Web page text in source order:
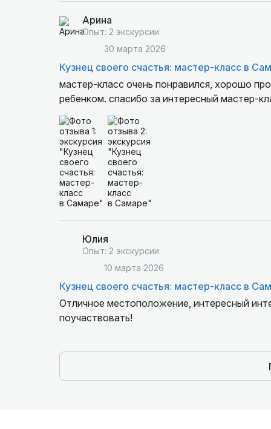
Арина
Опыт: 2 экскурсии
30 марта 2026
Кузнец своего счастья: мастер-класс в
мастер-класс очень понравился, хорошо
ребенком. спасибо за интересный мастер-
Юлия
Опыт: 2 экскурсии
10 марта 2026
Кузнец своего счастья: мастер-класс в
Отличное местоположение, интересный
поучаствовать!